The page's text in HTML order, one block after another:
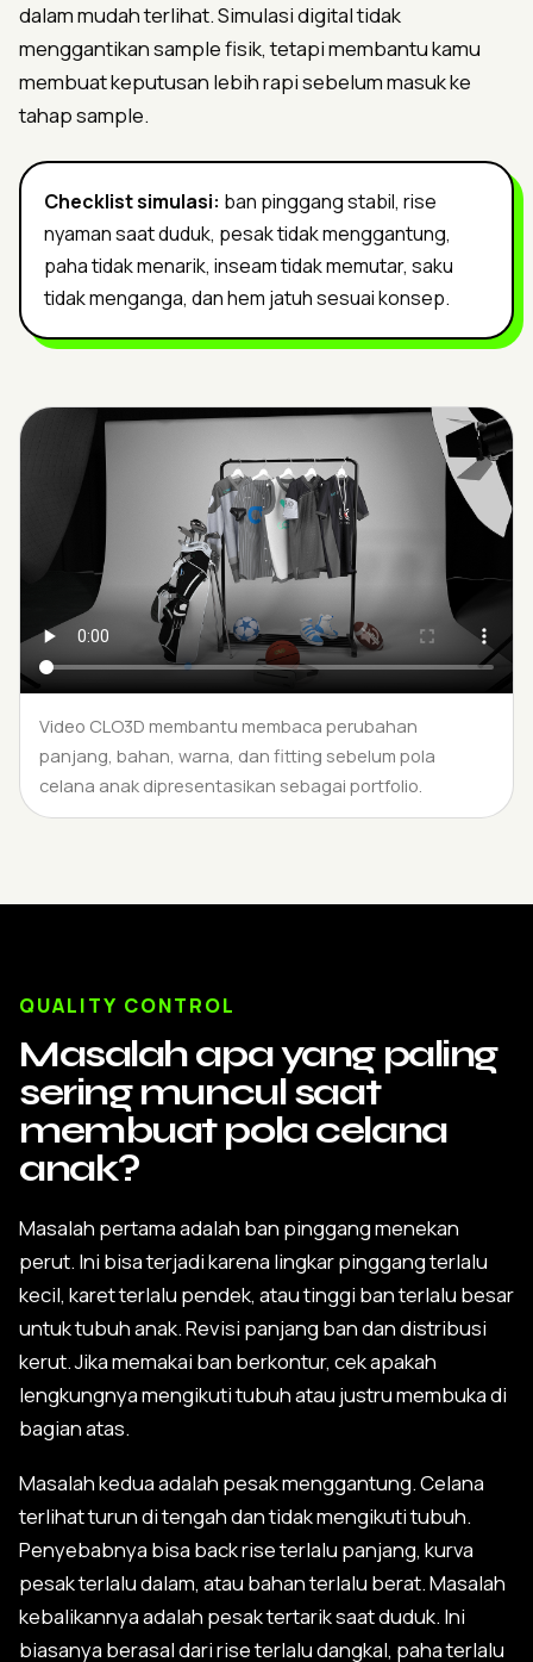
dalam mudah terlihat. Simulasi digital tidak
menggantikan sample fisik, tetapi membantu kamu
membuat keputusan lebih rapi sebelum masuk ke
tahap sample.
Checklist simulasi: ban pinggang stabil, rise
nyaman saat duduk, pesak tidak menggantung,
paha tidak menarik, inseam tidak memutar, saku
tidak menganga, dan hem jatuh sesuai konsep.
Video CLO3D membantu membaca perubahan
panjang, bahan, warna, dan fitting sebelum pola
celana anak dipresentasikan sebagai portfolio.
QUALITY CONTROL
Masalah apa yang paling
sering muncul saat
membuat pola celana
anak?
Masalah pertama adalah ban pinggang menekan
perut. Ini bisa terjadi karena lingkar pinggang terlalu
kecil, karet terlalu pendek, atau tinggi ban terlalu besar
untuk tubuh anak. Revisi panjang ban dan distribusi
kerut. Jika memakai ban berkontur, cek apakah
lengkungnya mengikuti tubuh atau justru membuka di
bagian atas.
Masalah kedua adalah pesak menggantung. Celana
terlihat turun di tengah dan tidak mengikuti tubuh.
Penyebabnya bisa back rise terlalu panjang, kurva
pesak terlalu dalam, atau bahan terlalu berat. Masalah
kebalikannya adalah pesak tertarik saat duduk. Ini
biasanya berasal dari rise terlalu dangkal, paha terlalu